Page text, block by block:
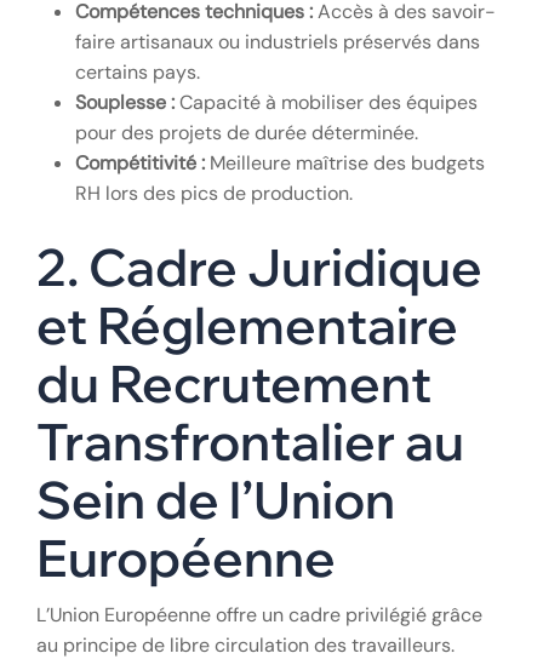
Compétences techniques :Accès à des savoir-
faire artisanaux ou industriels préservés dans
certains pays.
Souplesse :Capacité à mobiliser des équipes
pour des projets de durée déterminée.
Compétitivité : Meilleure maîtrise des budgets
RH lors des pics de production.
2. Cadre Juridique
et Réglementaire
du Recrutement
Transfrontalier au
Sein de l’Union
Européenne
L’Union Européenne offre un cadre privilégié grâce
au principe de libre circulation des travailleurs.